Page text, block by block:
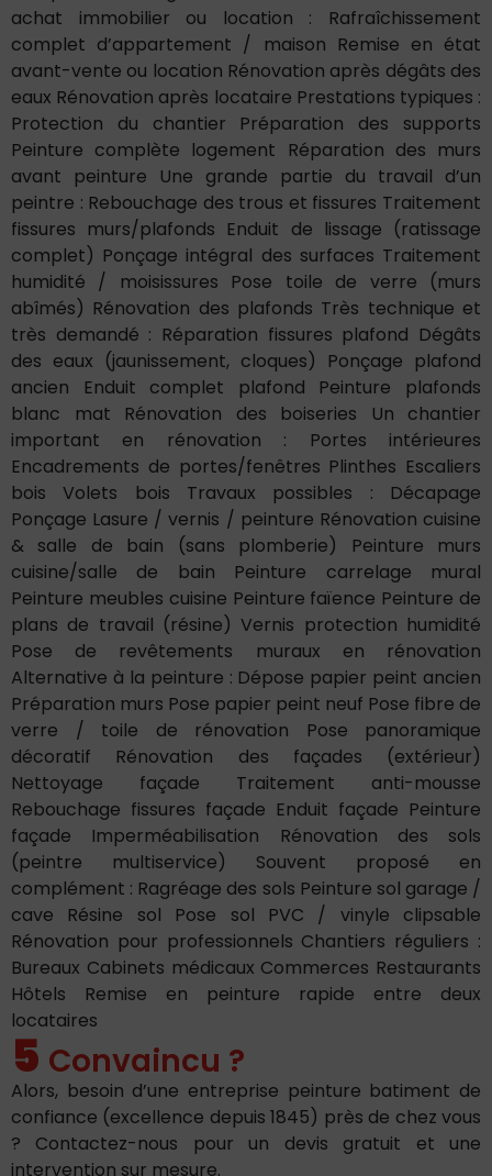
achat immobilier ou location : Rafraîchissement
complet d’appartement / maison Remise en état
avant-vente ou location Rénovation après dégâts des
eaux Rénovation après locataire Prestations typiques :
Protection du chantier Préparation des supports
Peinture complète logement Réparation des murs
avant peinture Une grande partie du travail d’un
peintre : Rebouchage des trous et fissures Traitement
fissures murs/plafonds Enduit de lissage (ratissage
complet) Ponçage intégral des surfaces Traitement
humidité / moisissures Pose toile de verre (murs
abîmés) Rénovation des plafonds Très technique et
très demandé : Réparation fissures plafond Dégâts
des eaux (jaunissement, cloques) Ponçage plafond
ancien Enduit complet plafond Peinture plafonds
blanc mat Rénovation des boiseries Un chantier
important en rénovation : Portes intérieures
Encadrements de portes/fenêtres Plinthes Escaliers
bois Volets bois Travaux possibles : Décapage
Ponçage Lasure / vernis / peinture Rénovation cuisine
& salle de bain (sans plomberie) Peinture murs
cuisine/salle de bain Peinture carrelage mural
Peinture meubles cuisine Peinture faïence Peinture de
plans de travail (résine) Vernis protection humidité
Pose de revêtements muraux en rénovation
Alternative à la peinture : Dépose papier peint ancien
Préparation murs Pose papier peint neuf Pose fibre de
verre / toile de rénovation Pose panoramique
décoratif Rénovation des façades (extérieur)
Nettoyage façade Traitement anti-mousse
Rebouchage fissures façade Enduit façade Peinture
façade Imperméabilisation Rénovation des sols
(peintre multiservice) Souvent proposé en
complément : Ragréage des sols Peinture sol garage /
cave Résine sol Pose sol PVC / vinyle clipsable
Rénovation pour professionnels Chantiers réguliers :
Bureaux Cabinets médicaux Commerces Restaurants
Hôtels Remise en peinture rapide entre deux
locataires
5 Convaincu ?
Alors, besoin d’une entreprise peinture batiment de
confiance (excellence depuis 1845) près de chez vous
? Contactez-nous pour un devis gratuit et une
intervention sur mesure.